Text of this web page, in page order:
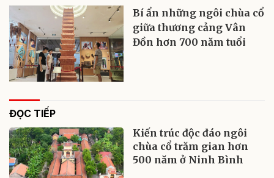
Bí ẩn những ngôi chùa cổ
giữa thương cảng Vân
Đồn hơn 700 năm tuổi
ĐỌC TIẾP
Kiến trúc độc đáo ngôi
chùa cổ trăm gian hơn
500 năm ở Ninh Bình